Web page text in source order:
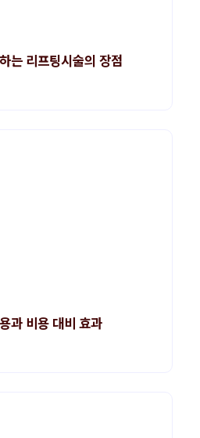
는 리프팅시술의 장점
과 비용 대비 효과